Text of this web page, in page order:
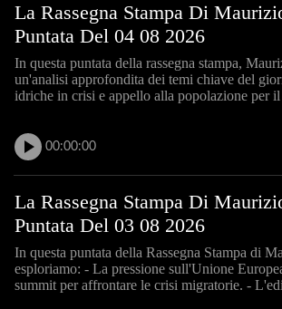
La Rassegna Stampa Di
Puntata Del 04 08 2026
In questa puntata della rassegna stampa,
un'analisi approfondita dei temi chiave del
idriche in crisi e appello alla popolazione per
00:00:00
La Rassegna Stampa Di
Puntata Del 03 08 2026
In questa puntata della Rassegna Stampa di
esploriamo: - La pressione sull'Unione
summit per affrontare le crisi migratorie. -